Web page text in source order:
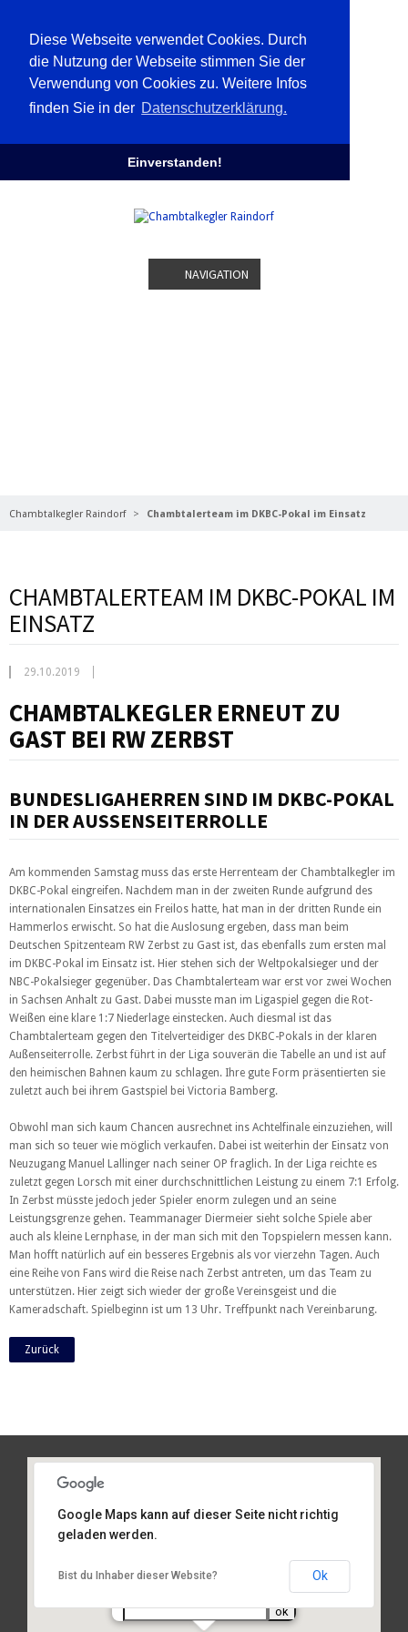
Diese Webseite verwendet Cookies. Durch
die Nutzung der Webseite stimmen Sie der
Verwendung von Cookies zu. Weitere Infos
finden Sie in der Datenschutzerklärung.
Einverstanden!
NAVIGATION
Chambtalkegler Raindorf Chambtalerteam im DKBC-Pokal im Einsatz
CHAMBTALERTEAM IM DKBC-POKAL IM
EINSATZ
29.10.2019
CHAMBTALKEGLER ERNEUT ZU
GAST BEI RW ZERBST
BUNDESLIGAHERREN SIND IM DKBC-POKAL
IN DER AUSSENSEITERROLLE
Am kommenden Samstag muss das erste Herrenteam der Chambtalkegler im
DKBC-Pokal eingreifen. Nachdem man in der zweiten Runde aufgrund des
internationalen Einsatzes ein Freilos hatte, hat man in der dritten Runde ein
Hammerlos erwischt. So hat die Auslosung ergeben, dass man beim
Deutschen Spitzenteam RW Zerbst zu Gast ist, das ebenfalls zum ersten mal
im DKBC-Pokal im Einsatz ist. Hier stehen sich der Weltpokalsieger und der
NBC-Pokalsieger gegenüber. Das Chambtalerteam war erst vor zwei Wochen
in Sachsen Anhalt zu Gast. Dabei musste man im Ligaspiel gegen die Rot-
Weißen eine klare 1:7 Niederlage einstecken. Auch diesmal ist das
Chambtalerteam gegen den Titelverteidiger des DKBC-Pokals in der klaren
Außenseiterrolle. Zerbst führt in der Liga souverän die Tabelle an und ist auf
den heimischen Bahnen kaum zu schlagen. Ihre gute Form präsentierten sie
zuletzt auch bei ihrem Gastspiel bei Victoria Bamberg.
Obwohl man sich kaum Chancen ausrechnet ins Achtelfinale einzuziehen, will
man sich so teuer wie möglich verkaufen. Dabei ist weiterhin der Einsatz von
Neuzugang Manuel Lallinger nach seiner OP fraglich. In der Liga reichte es
zuletzt gegen Lorsch mit einer durchschnittlichen Leistung zu einem 7:1 Erfolg.
In Zerbst müsste jedoch jeder Spieler enorm zulegen und an seine
Leistungsgrenze gehen. Teammanager Diermeier sieht solche Spiele aber
auch als kleine Lernphase, in der man sich mit den Topspielern messen kann.
Man hofft natürlich auf ein besseres Ergebnis als vor vierzehn Tagen. Auch
eine Reihe von Fans wird die Reise nach Zerbst antreten, um das Team zu
unterstützen. Hier zeigt sich wieder der große Vereinsgeist und die
Kameradschaft. Spielbeginn ist um 13 Uhr. Treffpunkt nach Vereinbarung.
Zurück
Am Sportplatz 2, 93486 Runding
von Ihrer Adresse:
Google Maps kann auf dieser Seite nicht richtig
geladen werden.
Bist du Inhaber dieser Website? Ok